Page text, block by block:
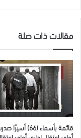
مقالات ذات صلة
قائمة بأسماء (66)